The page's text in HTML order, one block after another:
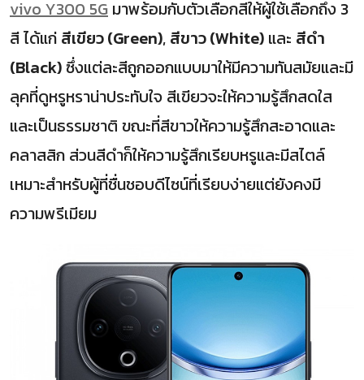
vivo Y300 5G มาพร้อมกับตัวเลือกสีให้ผู้ใช้เลือกถึง 3
สี ได้แก่ สีเขียว (Green), สีขาว (White) และ สีดำ
(Black) ซึ่งแต่ละสีถูกออกแบบมาให้มีความทันสมัยและมี
ลุคที่ดูหรูหราน่าประทับใจ สีเขียวจะให้ความรู้สึกสดใส
และเป็นธรรมชาติ ขณะที่สีขาวให้ความรู้สึกสะอาดและ
คลาสสิก ส่วนสีดำก็ให้ความรู้สึกเรียบหรูและมีสไตล์
เหมาะสำหรับผู้ที่ชื่นชอบดีไซน์ที่เรียบง่ายแต่ยังคงมี
ความพรีเมียม